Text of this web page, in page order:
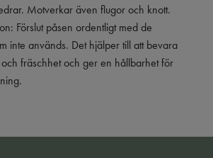
Motverkar även flugor och knott.
Förslut påsen ordentligt med de
inte används. Det hjälper till att bevara
fräschhet och ger en hållbarhet för